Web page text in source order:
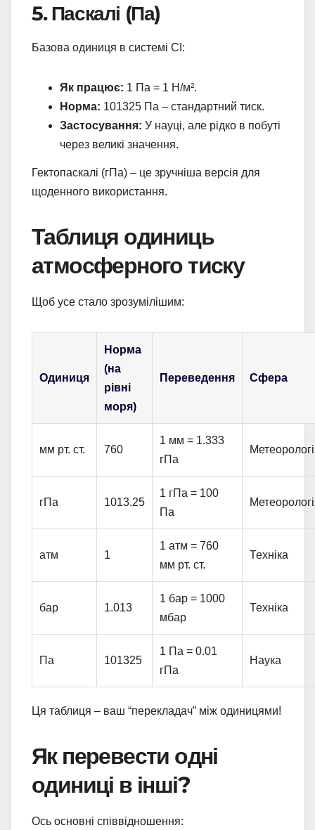
5. Паскалі (Па)
Базова одиниця в системі СІ:
Як працює: 1 Па = 1 Н/м².
Норма: 101325 Па – стандартний тиск.
Застосування: У науці, але рідко в побуті
через великі значення.
Гектопаскалі (гПа) – це зручніша версія для
щоденного використання.
Таблиця одиниць
атмосферного тиску
Щоб усе стало зрозумілішим:
Одиниця
Норма
(на
рівні
моря)
Переведення Сфера
мм рт. ст. 760
1 мм = 1.333
гПа
гПа 1013.25
1 гПа = 100
Па
атм 1
1 атм = 760
мм рт. ст.
Техніка
бар 1.013
1 бар = 1000
мбар
Техніка
Па 101325
1 Па = 0.01
гПа
Наука
Ця таблиця – ваш “перекладач” між одиницями!
Як перевести одні
одиниці в інші?
Ось основні співвідношення: